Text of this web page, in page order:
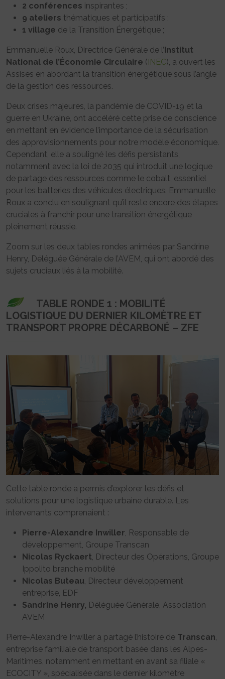
2 conférences inspirantes ;
9 ateliers thématiques et participatifs ;
1 village de la Transition Énergétique ;
Emmanuelle Roux, Directrice Générale de l’Institut
National de l’Économie Circulaire (INEC), a ouvert les
Assises en abordant la transition énergétique sous l’angle
de la gestion des ressources.
Deux crises majeures, la pandémie de COVID-19 et la
guerre en Ukraine, ont accéléré cette prise de conscience
en mettant en évidence l’importance de la sécurisation
des approvisionnements pour notre modèle économique.
Cependant, elle a souligné les défis persistants,
notamment avec la loi de 2035 qui introduit une logique
de partage des ressources comme le cobalt, essentiel
pour les batteries des véhicules électriques. Emmanuelle
Roux a conclu en soulignant qu’il reste encore des étapes
cruciales à franchir pour une transition énergétique
pleinement réussie.
Zoom sur les deux tables rondes animées par Sandrine
Henry, Déléguée Générale de l’AVEM, qui ont abordé des
sujets cruciaux liés à la mobilité.
TABLE RONDE 1 : MOBILITÉ
LOGISTIQUE DU DERNIER KILOMÈTRE ET
TRANSPORT PROPRE DÉCARBONÉ – ZFE
Cette table ronde a permis d’explorer les défis et
solutions pour une logistique urbaine durable. Les
intervenants comprenaient :
Pierre-Alexandre Inwiller, Responsable de
développement, Groupe Transcan
Nicolas Ryckaert, Directeur des Opérations, Groupe
Ippolito branche mobilité
Nicolas Buteau, Directeur développement
entreprise, EDF
Sandrine Henry, Déléguée Générale, Association
AVEM
Pierre-Alexandre Inwiller a partagé l’histoire de Transcan,
entreprise familiale de transport basée dans les Alpes-
Maritimes, notamment en mettant en avant sa filiale «
ECOCITY », spécialisée dans le dernier kilomètre